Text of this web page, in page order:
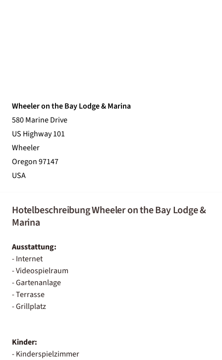
Wheeler on the Bay Lodge & Marina
580 Marine Drive
US Highway 101
Wheeler
Oregon 97147
USA
Hotelbeschreibung Wheeler on the Bay Lodge &
Marina
Ausstattung:
- Internet
- Videospielraum
- Gartenanlage
- Terrasse
- Grillplatz
Kinder:
- Kinderspielzimmer